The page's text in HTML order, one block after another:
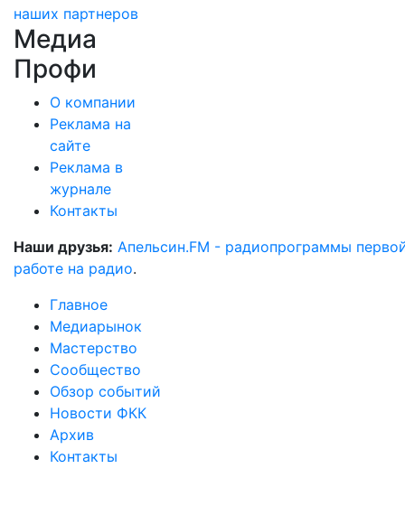
наших партнеров
Медиа
Профи
О компании
Реклама на
сайте
Реклама в
журнале
Контакты
Наши друзья: Апельсин.FM - радиопрограммы
работе на радио.
Главное
Медиарынок
Мастерство
Сообщество
Обзор событий
Новости ФКК
Архив
Контакты